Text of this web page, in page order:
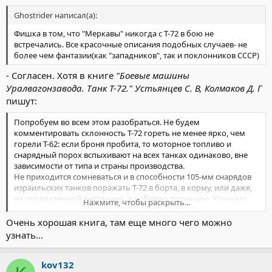
Ghostrider написал(а):
Фишка в том, что "Меркавы" никогда с Т-72 в бою не
встречались. Все красочные описания подобных случаев- не
более чем фантазии(как "западников", так и поклонников СССР)
- Согласен. Хотя в книге "Боевые машины
Уралвагонзавода. Танк Т-72." Устьянцев С. В, Колмаков Д. Г
пишут:
Попробуем во всем этом разобраться. Не будем
комментировать склонность Т-72 гореть не менее ярко, чем
горели Т-62: если броня пробита, то моторное топливо и
снарядный порох вспыхивают на всех танках одинаково, вне
зависимости от типа и страны производства.
Не приходится сомневаться и в способности 105-мм снарядов
израильских танков поражать Т-72 в борта, в корму, или даже,
на определенной дистанции, в лобовую проекцию. Конечно,
нужно старание и умение, чтобы занять соответствующую
огневую позицию, но израильским танкистам, как известно, не
приходилось занимать мастерства. Оценке, строго говоря,
подлежит другое: способность "семьдесятдвойки"
танкового боя. И вот здесь, по многочисленным
Нажмите, чтобы раскрыть...
Очень хорошая книга, там еще много чего можно
узнать...
kov132